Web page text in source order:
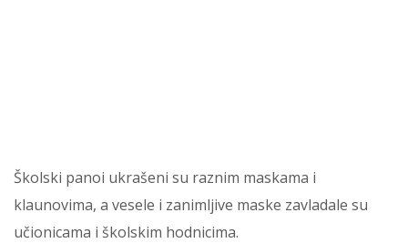
Školski panoi ukrašeni su raznim maskama i
klaunovima, a vesele i zanimljive maske zavladale su
učionicama i školskim hodnicima.